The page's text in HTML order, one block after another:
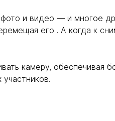
и видео — и многое
его . А когда к
камеру, обеспечивая